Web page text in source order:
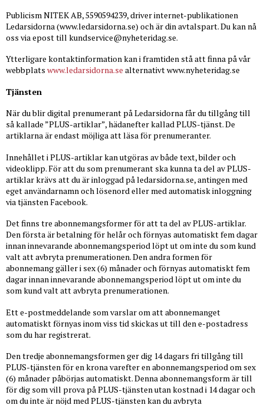
Publicism NITEK AB, 5590594239, driver internet-publikationen
Ledarsidorna (www.ledarsidorna.se) och är din avtalspart. Du kan nå
oss via epost till kundservice@nyheteridag.se.
Ytterligare kontaktinformation kan i framtiden stå att finna på vår
webbplats www.ledarsidorna.se alternativt www.nyheteridag.se
Tjänsten
När du blir digital prenumerant på Ledarsidorna får du tillgång till
så kallade ”PLUS-artiklar”, hädanefter kallad PLUS-tjänst. De
artiklarna är endast möjliga att läsa för prenumeranter.
Innehållet i PLUS-artiklar kan utgöras av både text, bilder och
videoklipp. För att du som prenumerant ska kunna ta del av PLUS-
artiklar krävs att du är inloggad på ledarsidorna.se, antingen med
eget användarnamn och lösenord eller med automatisk inloggning
via tjänsten Facebook.
Det finns tre abonnemangsformer för att ta del av PLUS-artiklar.
Den första är betalning för helår och förnyas automatiskt fem dagar
innan innevarande abonnemangsperiod löpt ut om inte du som kund
valt att avbryta prenumerationen. Den andra formen för
abonnemang gäller i sex (6) månader och förnyas automatiskt fem
dagar innan innevarande abonnemangsperiod löpt ut om inte du
som kund valt att avbryta prenumerationen.
Ett e-postmeddelande som varslar om att abonnemanget
automatiskt förnyas inom viss tid skickas ut till den e-postadress
som du har registrerat.
Den tredje abonnemangsformen ger dig 14 dagars fri tillgång till
PLUS-tjänsten för en krona varefter en abonnemangsperiod om sex
(6) månader påbörjas automatiskt. Denna abonnemangsform är till
för dig som vill prova på PLUS-tjänsten utan kostnad i 14 dagar och
om du inte är nöjd med PLUS-tjänsten kan du avbryta